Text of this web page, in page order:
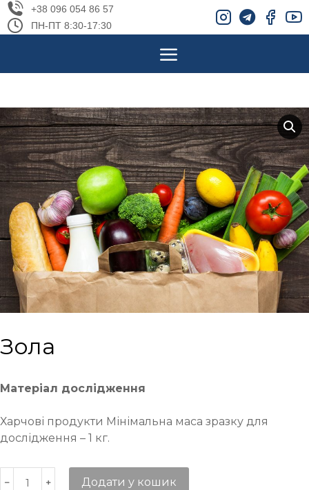
+38 096 054 86 57
ПН-ПТ 8:30-17:30
Зола
Матеріал дослідження
Харчові продукти Мінімальна маса зразку для
дослідження – 1 кг.
Додати у кошик